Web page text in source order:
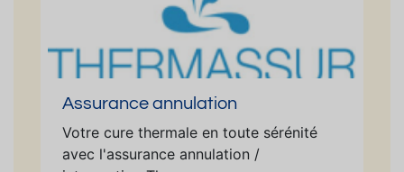
Assurance annulation
Votre cure thermale en toute sérénité
avec l'assurance annulation /